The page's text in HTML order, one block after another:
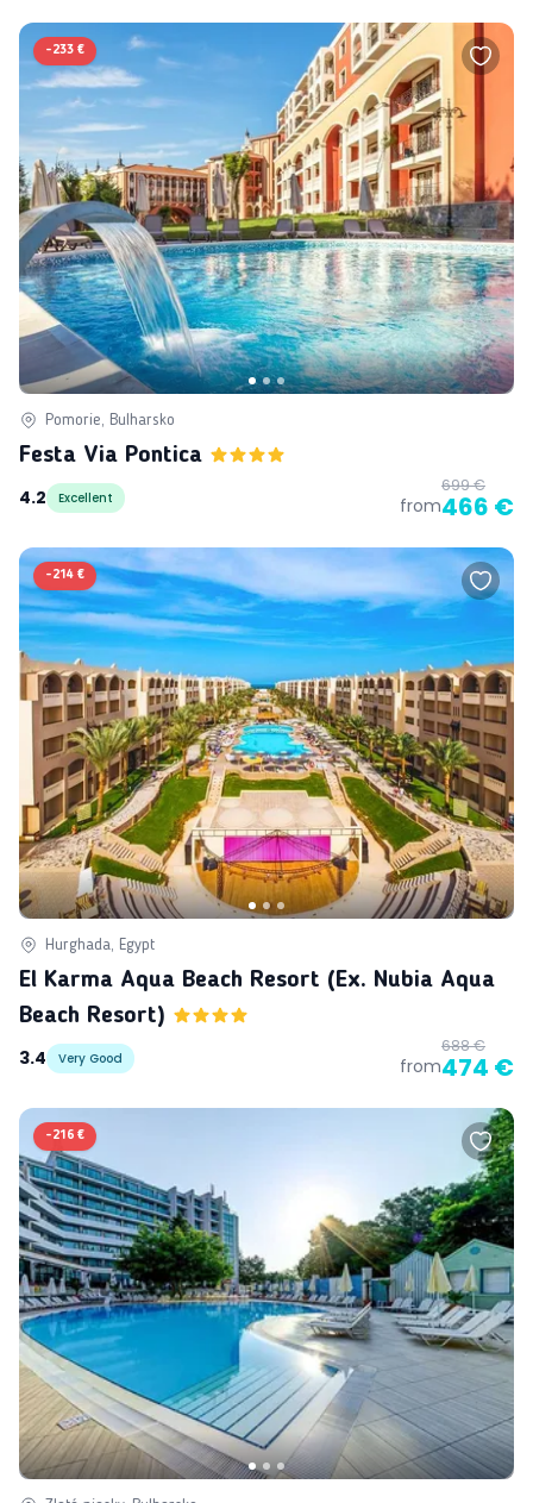
-233 €
Pomorie, Bulharsko
Festa Via Pontica
4.2
Excellent from
699 €
466 €
-214 €
Hurghada, Egypt
El Karma Aqua Beach Resort (ex. Nubia Aqua
Beach Resort)
3.4
Very Good from
688 €
474 €
-216 €